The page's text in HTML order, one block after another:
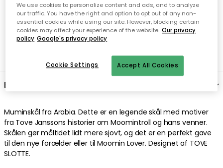
Gratis forsendelse over 499,-*
Hurtige og fleksible leverancer
Nem checkout med MobilePay
Beskrivelse
Muminskål fra Arabia. Dette er en legende skål med motiver
fra Tove Janssons historier om Moomintroll og hans venner.
Skålen gør måltidet lidt mere sjovt, og det er en perfekt gave
til den nye forælder eller til Moomin Lover. Designet af TOVE
SLOTTE.
We use cookies to personalize content and ads, and to analyze
our traffic. You have the right and option to opt out of any non-
essential cookies while using our site. However, blocking certain
cookies may affect your experience of the website. Our privacy
policy Google's privacy policy
Accept All Cookies
Cookie Settings